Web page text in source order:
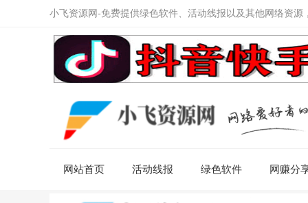
小飞资源网-免费提供绿色软件、活动线报以及其他网络资
网站首页 活动线报 绿色软件 网赚分